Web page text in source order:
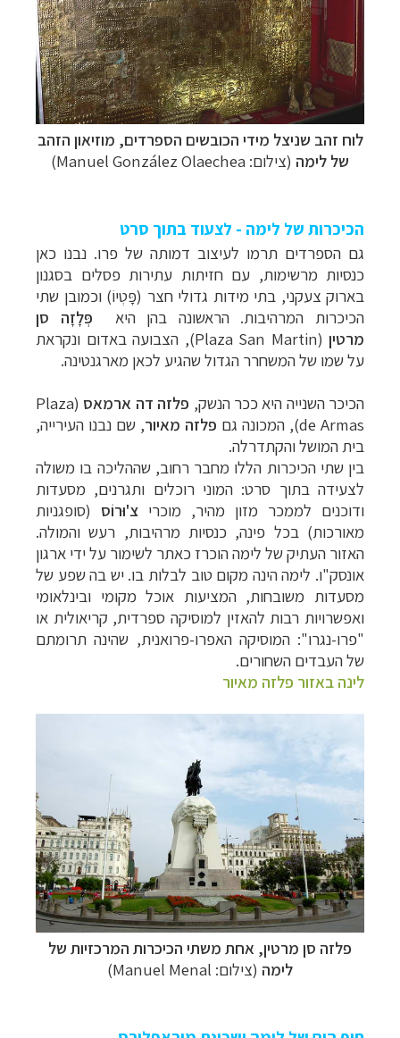
לוח זהב שניצל מידי הכובשים הספרדים, מוזיאון הזהב
של לימה (צילום: Manuel González Olaechea)
הכיכרות של לימה - לצעוד בתוך סרט
גם הספרדים תרמו לעיצוב דמותה של פרו. נבנו כאן
כנסיות מרשימות, עםחזיתות עתירות פסלים בסגנון
בארוק צעקני, בתי מידות גדולי חצר (פָּטְיוֹ) וכמובן שתי
הכיכרות המרהיבות. הראשונה בהן היא פְּלָזָה סן
מרטין (
Plaza San Martin), הצבועה באדום ונקראת
על שמו של המשחרר הגדול שהגיע לכאן מארגנטינה.
הכיכר השנייה היא ככר הנשק, פלזה דה ארמאס (
Plaza
de Armas), המכונה גם פלזה מאיור, שם נבנו העירייה,
בית המושל והקתדרלה.
בין שתי הכיכרות הללו מחבר רחוב, שההליכה בו משולה
לצעידה בתוך סרט: המוני רוכלים ותגרנים, מסעדות
ודוכנים לממכר מזון מהיר, מוכרי צ'וּרוֹס (סופגניות
מאורכות) בכל פינה, כנסיות מרהיבות, רעש והמולה.
האזור העתיק של לימההוכרז כאתר לשימור על ידי ארגון
אונסק"ו. לימה הינה מקום טוב לבלות בו. יש בה שפע של
מסעדות משובחות, המציעות אוכל מקומי ובינלאומי
ואפשרויות רבות להאזין למוסיקה ספרדית, קריאולית או
"פרו-נגרו": המוסיקה האפרו-פרואנית, שהינה תרומתם
של העבדים השחורים.
לינה באזור פלזה מאיור
פלזה סן מרטין, אחת משתי הכיכרות המרכזיות של
לימה (צילום: Manuel Menal)